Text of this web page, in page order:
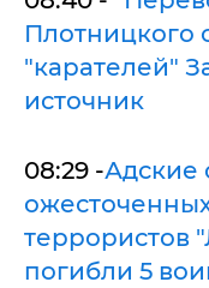
Плотницкого
"карателей"
источник
08:29 -Адские
террористов
погибли 5